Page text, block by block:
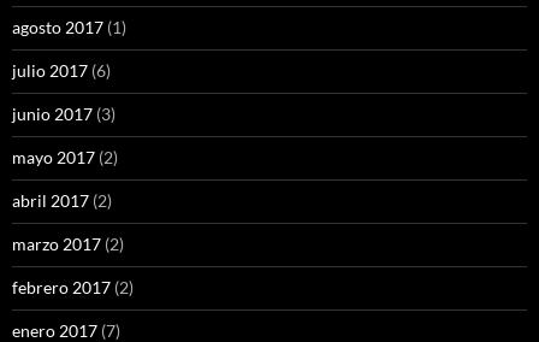
agosto 2017 (1)
julio 2017 (6)
junio 2017 (3)
mayo 2017 (2)
abril 2017 (2)
marzo 2017 (2)
febrero 2017 (2)
enero 2017 (7)